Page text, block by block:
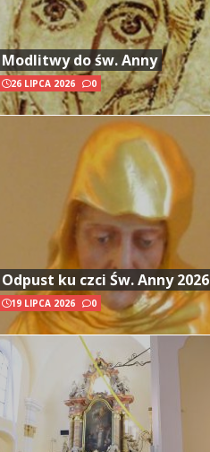
Modlitwy do św. Anny
26 LIPCA 2026 0
Odpust ku czci Św. Anny 2026
19 LIPCA 2026 0